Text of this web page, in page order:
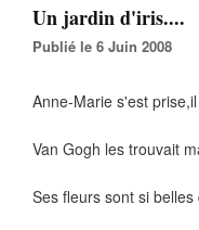
Un jardin d'iris....
Publié le 6 Juin 2008
Anne-Marie s'est
Van Gogh les trouvait
Ses fleurs sont si